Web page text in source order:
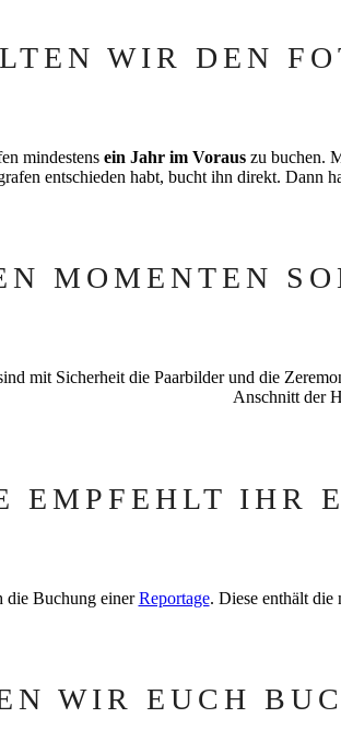
WIR DEN
mindestens ein Jahr im Vorauszu buchen.
entschieden habt, bucht ihn direkt. Dann
MOMENTEN
mit Sicherheit die Paarbilder und die
Anschnitt der
EMPFEHLT IHR
die Buchung einerReportage. Diese enthält die
WIR EUCH